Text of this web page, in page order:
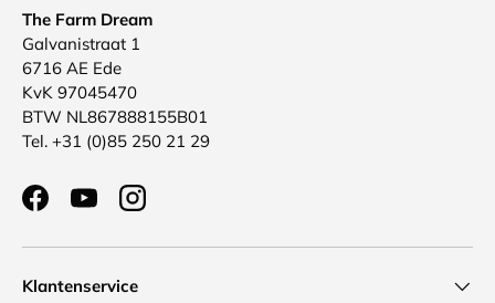
The Farm Dream
Galvanistraat 1
6716 AE Ede
KvK 97045470
BTW NL867888155B01
Tel. +31 (0)85 250 21 29
FacebookYouTubeInstagram
Klantenservice